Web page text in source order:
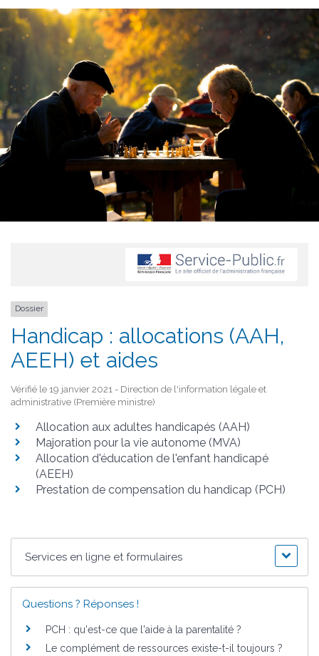
Dossier
Handicap : allocations (AAH,
AEEH) et aides
Vérifié le 19 janvier 2021 - Direction de l'information légale et
administrative (Première ministre)
Allocation aux adultes handicapés (AAH)
Majoration pour la vie autonome (MVA)
Allocation d'éducation de l'enfant handicapé
(AEEH)
Prestation de compensation du handicap (PCH)
Services en ligne et formulaires
Questions ? Réponses !
PCH : qu'est-ce que l'aide à la parentalité ?
Le complément de ressources existe-t-il toujours ?